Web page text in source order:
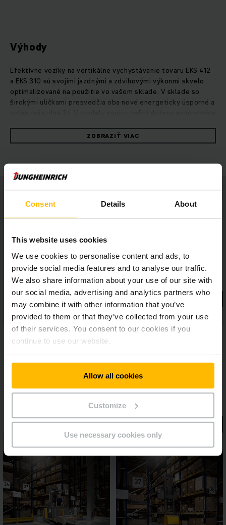
Consent Details About
This website uses cookies
We use cookies to personalise content and ads, to
provide social media features and to analyse our traffic.
We also share information about your use of our site with
our social media, advertising and analytics partners who
may combine it with other information that you’ve
provided to them or that they’ve collected from your use
of their services. You consent to our cookies if you
continue to use our website.
Allow all cookies
Customize
Use necessary cookies only
Výhody
Efektívne vozíky na vertikálne vychystávanie tovaru EKS 412
a EKS 310 sú svojimi jazdnými a zdvihovými výkonmi skvelo
optimalizované na použitie vo vašom sklade. V sklade so
širokými uličkami presvedčia oba nové energeticky úsporné a
zdvíhacích zariadení možno bez problémov dosiahnuť aj
výšky prekládky viac ako 10 metrov. Vďaka množstvu
prípravu tovaru univerzálne použiteľné a vďaka
optimalizovanému konceptu obsluhy, ako aj výhľadu z vozíka,
kyselinových batérií: Naše nové vozíky na vertikálnu prípravu
tovaru EKS 412 a EKS 310 v sebe spájajú optimálne
ZOBRAZIŤ VIAC